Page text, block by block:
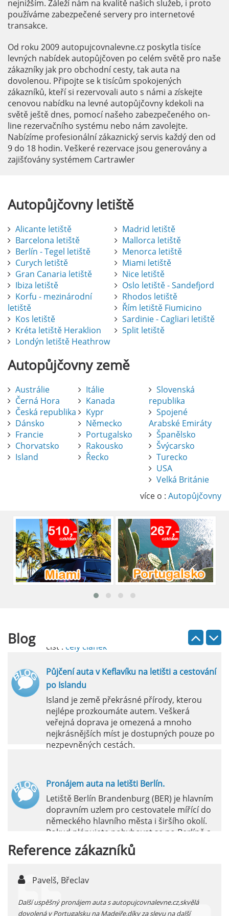
nejnižším. Záleží nám na kvalitě našich služeb, i proto
používáme zabezpečené servery pro internetové
transakce.
Od roku 2009 autopujcovnalevne.cz poskytla tisíce
levných nabídek autopůjčoven po celém světě pro naše
zákazníky jak pro obchodní cesty, tak auta na
dovolenou. Připojte se k tisícům spokojených
zákazníků, kteří si rezervovali auto s námi a získejte
cenovou nabídku na levné autopůjčovny kdekoli na
světě ještě dnes, pomocí našeho zabezpečeného on-
line rezervačního systému nebo nám zavolejte.
Nabízíme profesionální zákaznický servis každý den od
9 do 18 hodin. Veškeré rezervace jsou generovány a
zajišťovány systémem Cartrawler
Autopůjčovnyletiště
Alicante letiště
Barcelona letiště
Berlín - Tegel letiště
Curych letiště
Gran Canaria letiště
Ibiza letiště
Korfu - mezinárodní
letiště
Kos letiště
Kréta letiště Heraklion
Londýn letiště Heathrow
Madrid letiště
Mallorca letiště
Menorca letiště
Miami letiště
Nice letiště
Oslo letiště - Sandefjord
Rhodos letiště
Řím letiště Fiumicino
Sardinie - Cagliari letiště
Split letiště
Autopůjčovnyzemě
Austrálie
Černá Hora
Česká republika
Dánsko
Francie
Chorvatsko
Island
Itálie
Kanada
Kypr
Německo
Portugalsko
Rakousko
Řecko
Slovenská
republika
Spojené
Arabské Emiráty
Španělsko
Švýcarsko
Turecko
USA
Velká Británie
více o : Autopůjčovny
Blog
Pronájem auta na letišti Alicante
Půjčení auta na letišti v Alicante je výborný
způsob, jak pohodlně objevovat město i jeho
brána do regionu Costa Blanca, se nachází
přibližně 9 km od centra Alicante.
číst :celý článek
Pronájem auta na letišti Lefkada: Kompletní
průvodce
Půjčení auta na letišti Lefkada je skvělý
číst : celý článek
Půjčení auta v Keflavíku na letišti a cestování
po Islandu
Island je země překrásné přírody, kterou
nejlépe prozkoumáte autem. Veškerá
veřejná doprava je omezená a mnoho
nejkrásnějších míst je dostupných pouze po
nezpevněných cestách.
Pronájem auta na letišti Berlín.
Letiště Berlín Brandenburg (BER) je hlavním
dopravním uzlem pro cestovatele mířící do
německého hlavního města i širšího okolí.
Pokud plánujete pohybovat se po Berlíně a
okolních regionech bez omezení, pronájem
auta přímo na letišti je ideální volbou.
Letiště Marseille, oficiálně známé jako
Reference zákazníků
Pavelš, Břeclav
Další uspěšný pronájem auta s autopujcovnalevne.cz,skvělá
dovolená v Portugalsku na Madeiře.díky za slevu na další